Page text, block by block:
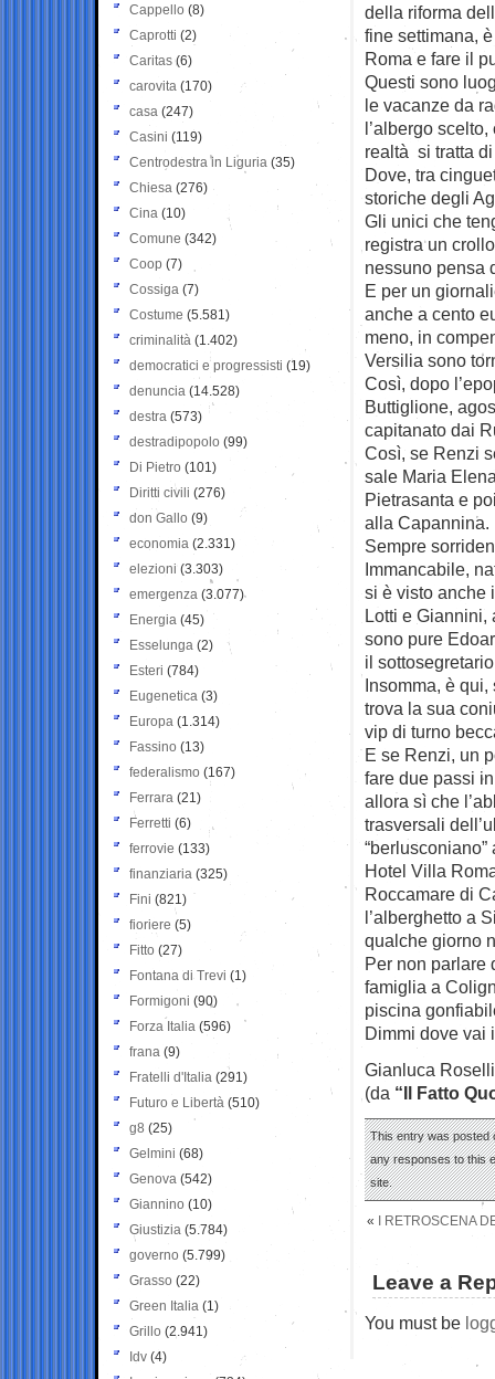
della riforma
fine settimana,
Roma e fare il
Questi sono
le vacanze da
l’albergo
realtà si tratta
Dove, tra
storiche degli
Gli unici che
registra un
nessuno pensa
E per un
anche a cento
meno, in
Versilia sono
Così, dopo
Buttiglione,
capitanato dai
Così, se Renzi
sale Maria
Pietrasanta e
alla Capannina.
Sempre
Immancabile,
si è visto anche
Lotti e Giannini,
sono pure
il
Insomma, è
trova la sua
vip di turno
E se Renzi, un
fare due passi
allora sì che
trasversali
Hotel Villa
Roccamare di
l’alberghetto a
qualche giorno
Per non parlare
famiglia a
piscina
Dimmi dove vai
Gianluca Roselli
(da “Il Fatto
This entry was posted
any responses to this
site.
« I RETROSCENA
Leave a
You must be
Cappello (8)
Caprotti (2)
Caritas (6)
carovita (170)
casa (247)
Casini (119)
Centrodestra in Liguria (35)
Chiesa (276)
Cina (10)
Comune (342)
Coop (7)
Cossiga (7)
Costume (5.581)
criminalità (1.402)
democratici e progressisti (19)
denuncia (14.528)
destra (573)
destradipopolo (99)
Di Pietro (101)
Diritti civili (276)
don Gallo (9)
economia (2.331)
elezioni (3.303)
emergenza (3.077)
Energia (45)
Esselunga (2)
Esteri (784)
Eugenetica (3)
Europa (1.314)
Fassino (13)
federalismo (167)
Ferrara (21)
Ferretti (6)
ferrovie (133)
finanziaria (325)
Fini (821)
fioriere (5)
Fitto (27)
Fontana di Trevi (1)
Formigoni (90)
Forza Italia (596)
frana (9)
Fratelli d'Italia (291)
Futuro e Libertà (510)
g8 (25)
Gelmini (68)
Genova (542)
Giannino (10)
Giustizia (5.784)
governo (5.799)
Grasso (22)
Green Italia (1)
Grillo (2.941)
Idv (4)